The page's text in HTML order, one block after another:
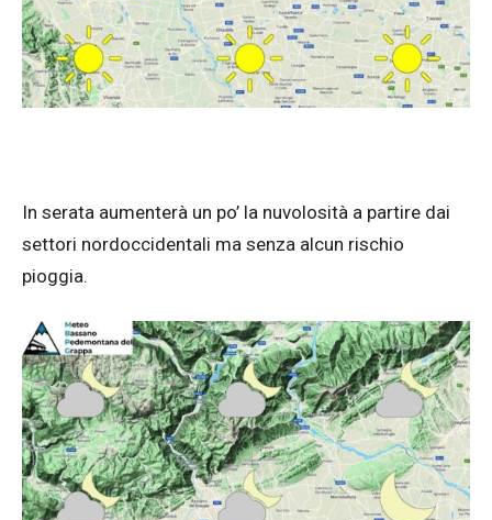
In serata aumenterà un po’ la nuvolosità a partire dai
settori nordoccidentali ma senza alcun rischio
pioggia.